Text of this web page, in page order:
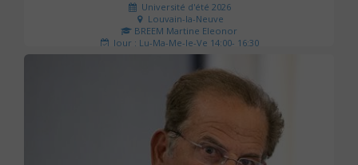
Université d'été 2026
Louvain-la-Neuve
BREEM Martine Eleonor
Jour : Lu-Ma-Me-Je-Ve 14:00- 16:30
Nombre de séances : 3